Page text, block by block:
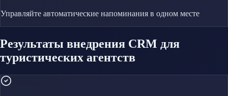
Управляйте автоматические напоминания в одном месте
Результаты внедрения CRM для
туристических агентств